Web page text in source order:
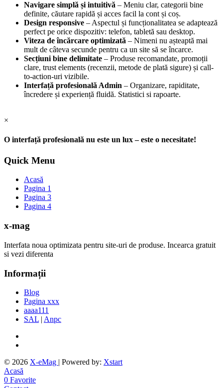
Navigare simplă și intuitivă – Meniu clar, categorii bine
definite, căutare rapidă și acces facil la cont și coș.
Design responsive – Aspectul și funcționalitatea se adaptează
perfect pe orice dispozitiv: telefon, tabletă sau desktop.
Viteza de încărcare optimizată – Nimeni nu așteaptă mai
mult de câteva secunde pentru ca un site să se încarce.
Secțiuni bine delimitate – Produse recomandate, promoții
clare, trust elements (recenzii, metode de plată sigure) și call-
to-action-uri vizibile.
Interfață profesională Admin – Organizare, rapiditate,
încredere și experiență fluidă. Statistici si rapoarte.
×
O interfață profesională nu este un lux – este o necesitate!
Quick Menu
Acasă
Pagina 1
Pagina 3
Pagina 4
x-mag
Interfata noua optimizata pentru site-uri de produse. Incearca gratuit
si vezi diferenta
Informații
Blog
Pagina xxx
aaaa111
SAL | Anpc
© 2026 X-eMag | Powered by: Xstart
Acasă
0 Favorite